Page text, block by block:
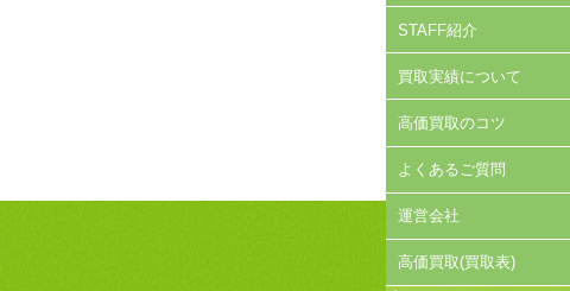
STAFF紹介
買取実績について
高価買取のコツ
よくあるご質問
運営会社
高価買取(買取表)